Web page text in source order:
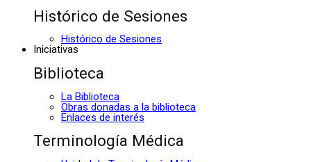
Histórico de Sesiones
Histórico de Sesiones
Iniciativas
Biblioteca
La Biblioteca
Obras donadas a la biblioteca
Enlaces de interés
Terminología Médica